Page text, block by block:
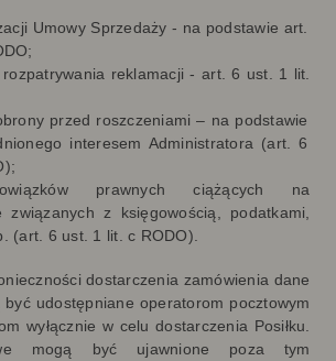
Umowy Sprzedaży - na podstawie art.
reklamacji - art. 6 ust. 1 lit.
przed roszczeniami – na podstawie
interesem Administratora (art. 6
prawnych ciążących na
związanych z księgowością, podatkami,
(art. 6 ust. 1 lit. c RODO).
dostarczenia zamówienia dane
udostępniane operatorom pocztowym
wyłącznie w celu dostarczenia Posiłku.
mogą być ujawnione poza tym